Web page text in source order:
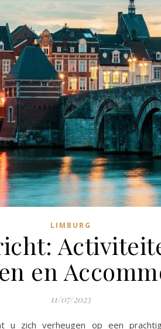
LIMBURG
en
11/07/2023
u zich verheugen op een